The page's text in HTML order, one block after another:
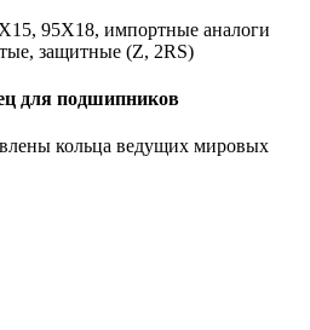
95Х18, импортные аналоги
защитные (Z, 2RS)
для подшипников
кольца ведущих мировых